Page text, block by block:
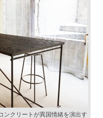
ンクリートが異国情緒を演出す